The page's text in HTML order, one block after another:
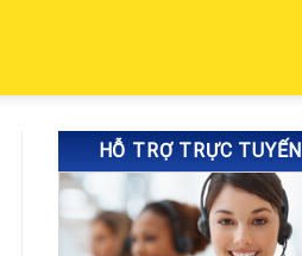
HỖ TRỢ TRỰC TUYẾN